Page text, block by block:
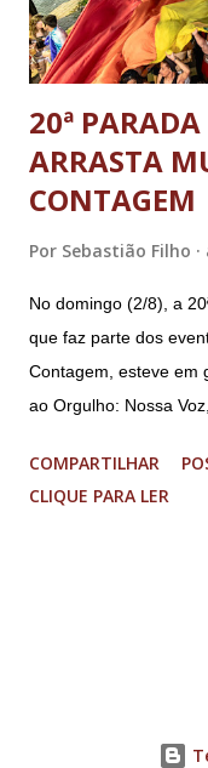
E...
20ª
ARRASTA
CONTAGEM
Por Sebastião Filho
No domingo (2/8), a
que faz parte dos
Contagem, esteve em
ao Orgulho: Nossa
município. A
preparada com um
por ser um
COMPARTILHAR
CLIQUE PARA LER